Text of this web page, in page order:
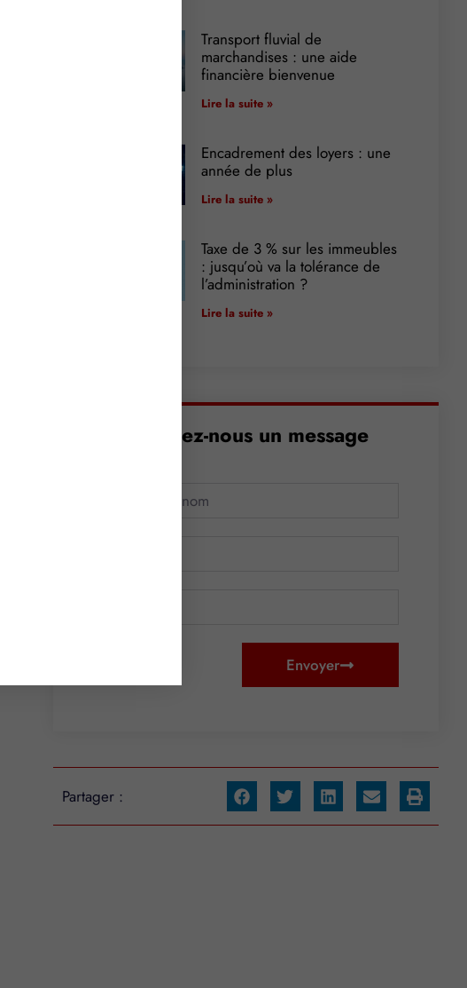
Transport fluvial de
marchandises : une aide
financière bienvenue
Lire la suite »
Encadrement des loyers : une
année de plus
Lire la suite »
Taxe de 3 % sur les immeubles
: jusqu’où va la tolérance de
l’administration ?
Lire la suite »
Envoyez-nous un message
Envoyer
Partager :